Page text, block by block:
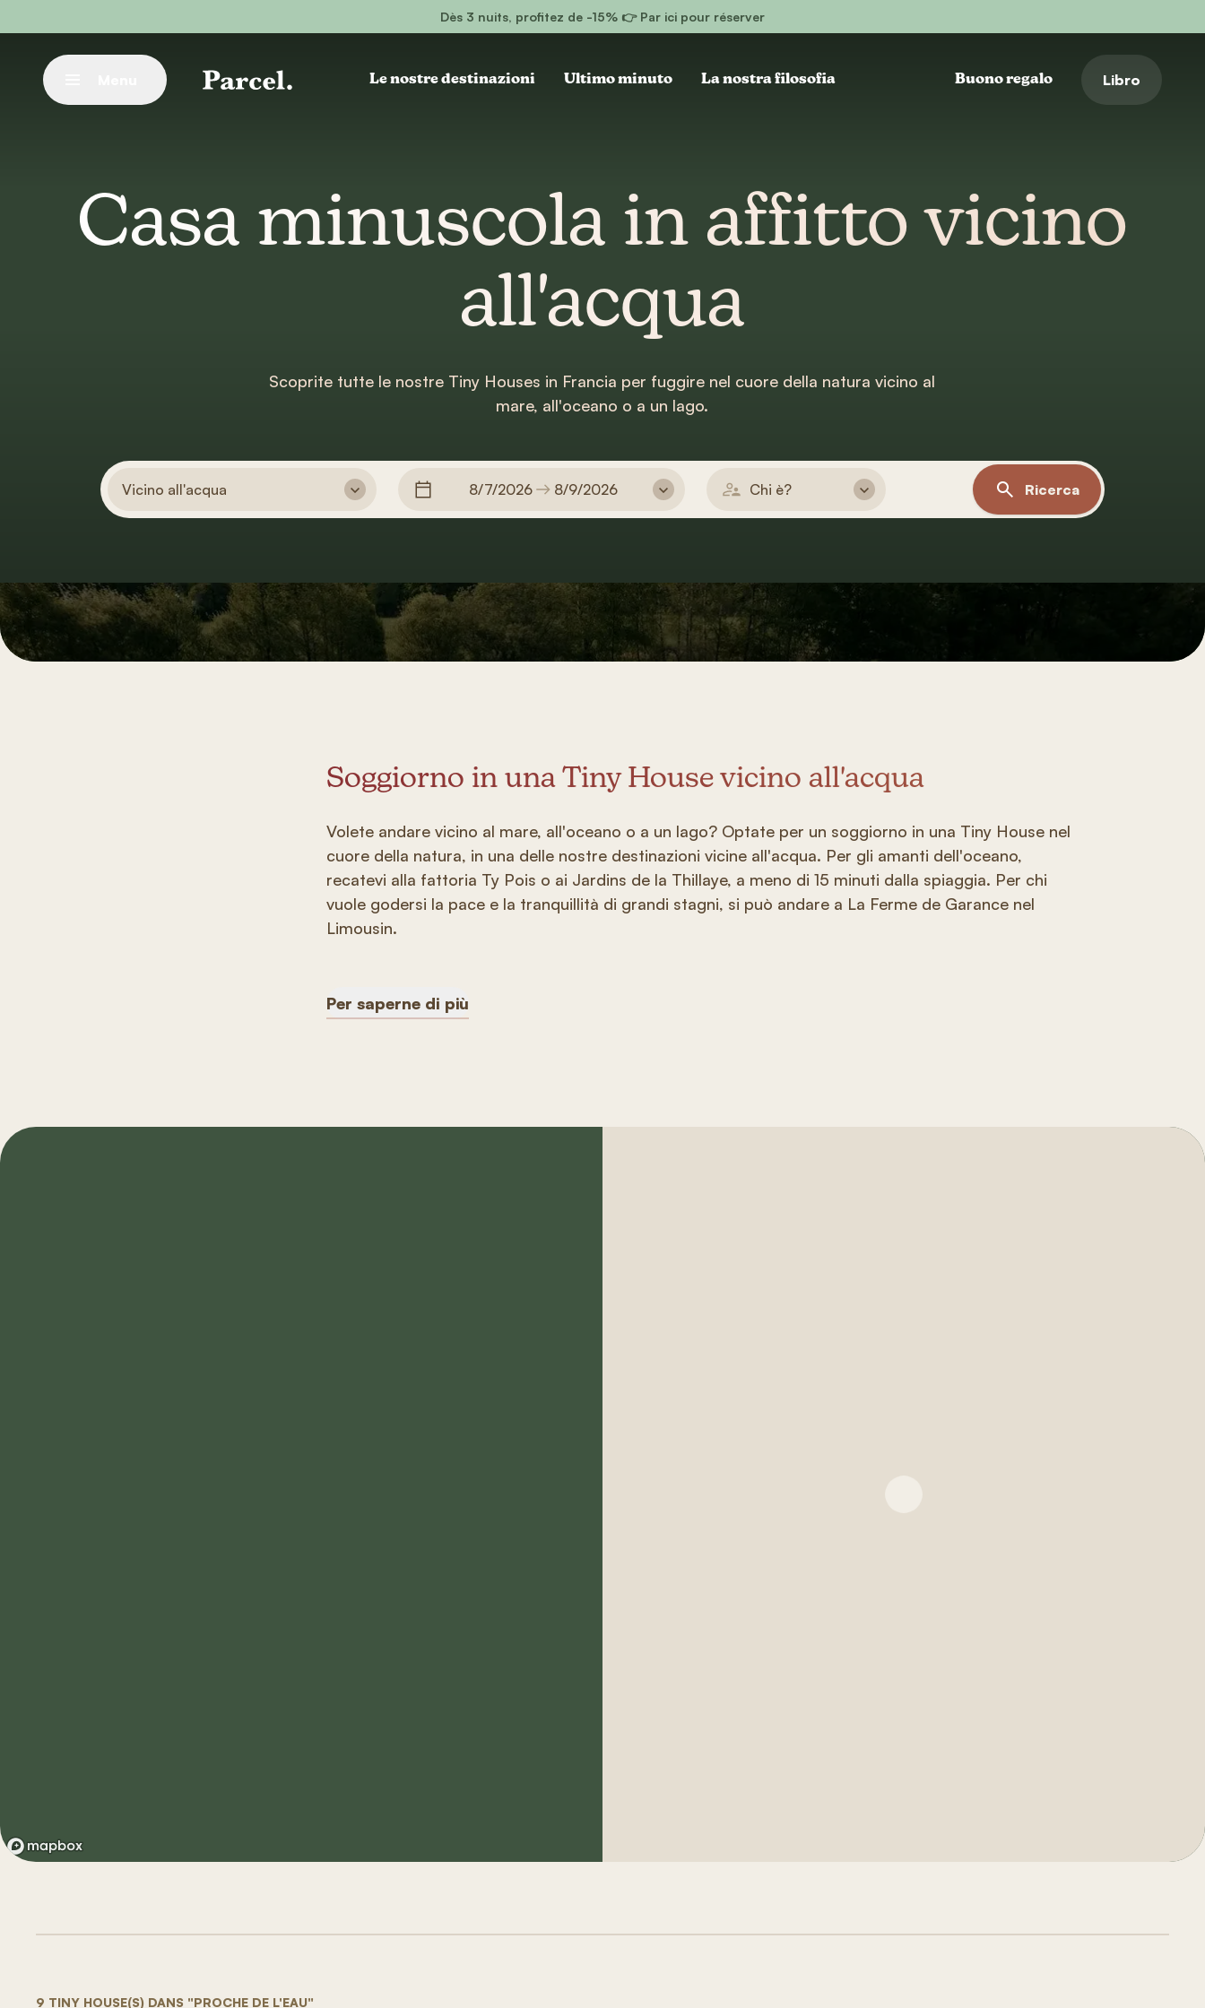
Dès 3 nuits, profitez de -15% 👉 Par ici pour réserver
Chiudere
Le nostre destinazioni Ultimo minuto La nostra filosofia Buono regalo Libro
Casa minuscola in affitto vicino
all'acqua
Scoprite tutte le nostre Tiny Houses in Francia per fuggire nel cuore della natura vicino al
mare, all'oceano o a un lago.
Vicino all'acqua 8/7/2026 8/9/2026 Chi è? Ricerca
Soggiorno in una Tiny House vicino all'acqua
Volete andare vicino al mare, all'oceano o a un lago? Optate per un soggiorno in una Tiny House nel
cuore della natura, in una delle nostre destinazioni vicine all'acqua. Per gli amanti dell'oceano,
recatevi alla fattoria Ty Pois o ai Jardins de la Thillaye, a meno di 15 minuti dalla spiaggia. Per chi
vuole godersi la pace e la tranquillità di grandi stagni, si può andare a La Ferme de Garance nel
Limousin.
Per saperne di più
9 TINY HOUSE(S) DANS "PROCHE DE L'EAU"